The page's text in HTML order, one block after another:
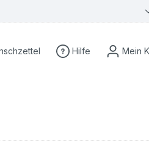
0 Produkte auf dem
Hilfe